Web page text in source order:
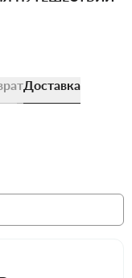
Доставка